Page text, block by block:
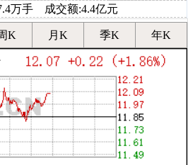
万手 成交额:4.4亿元
K 月K 季K 年K